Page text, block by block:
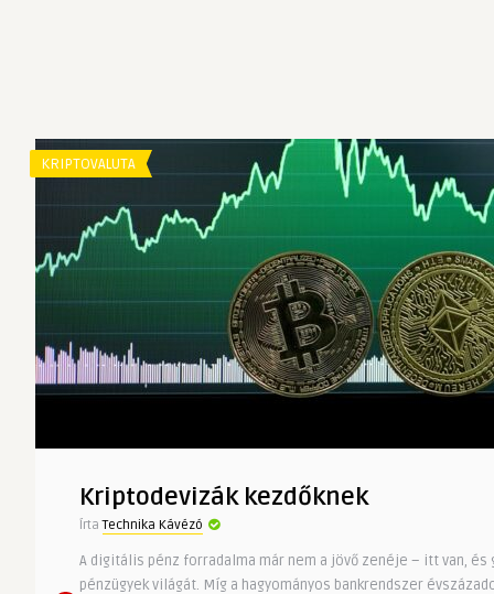
KRIPTOVALUTA
Kriptodevizák kezdőknek
ÍrtaTechnika Kávézó
A digitális pénz forradalma már nem a jövő zenéje – itt van, és
pénzügyek világát. Míg a hagyományos bankrendszer